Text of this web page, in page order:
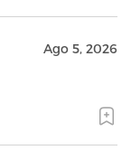
Ago 5, 2026